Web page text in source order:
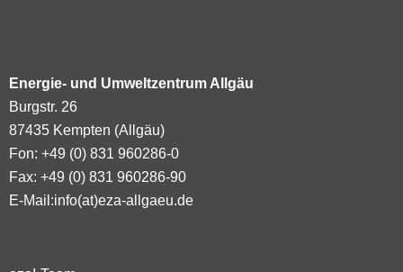
Energie- und Umweltzentrum Allgäu
Burgstr. 26
87435 Kempten (Allgäu)
Fon: +49 (0) 831 960286-0
Fax: +49 (0) 831 960286-90
E-Mail:info(at)eza-allgaeu.de